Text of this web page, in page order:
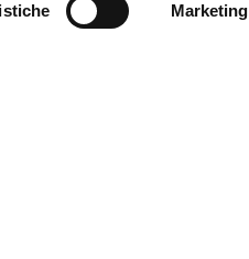
Marketing
Follow us